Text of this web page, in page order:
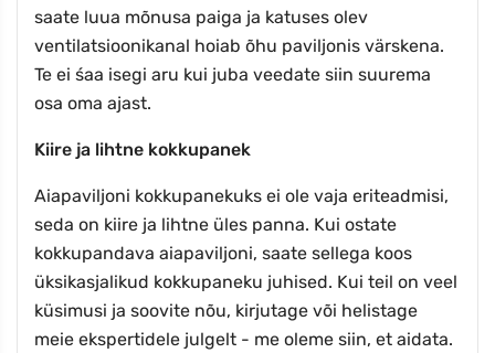
saate luua mõnusa paiga ja katuses olev
ventilatsioonikanal hoiab õhu paviljonis värskena.
Te ei śaa isegi aru kui juba veedate siin suurema
osa oma ajast.
Kiire ja lihtne kokkupanek
Aiapaviljoni kokkupanekuks ei ole vaja eriteadmisi,
seda on kiire ja lihtne üles panna. Kui ostate
kokkupandava aiapaviljoni, saate sellega koos
üksikasjalikud kokkupaneku juhised. Kui teil on veel
küsimusi ja soovite nõu, kirjutage või helistage
meie ekspertidele julgelt - me oleme siin, et aidata.